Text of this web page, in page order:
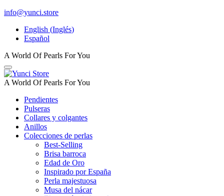
info@yunci.store
English (Inglés)
Español
A World Of Pearls For You
A World Of Pearls For You
Pendientes
Pulseras
Collares y colgantes
Anillos
Colecciones de perlas
Best-Selling
Brisa barroca
Edad de Oro
Inspirado por España
Perla majestuosa
Musa del nácar